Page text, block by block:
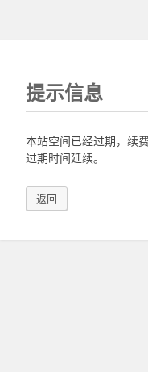
提示信息
本站空间已经过期，续
过期时间延续。
返回